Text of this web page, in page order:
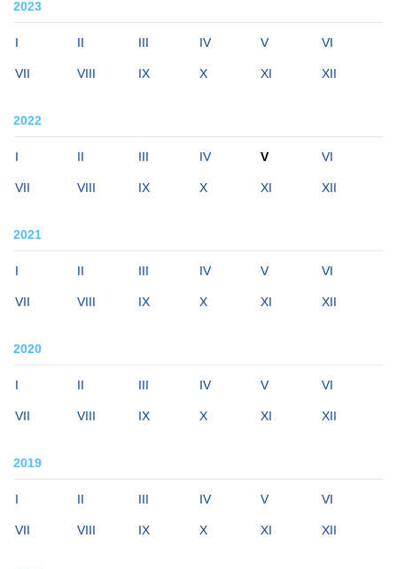
2023
I II III IV V VI
VII VIII IX X XI XII
2022
I II III IV V VI
VII VIII IX X XI XII
2021
I II III IV V VI
VII VIII IX X XI XII
2020
I II III IV V VI
VII VIII IX X XI XII
2019
I II III IV V VI
VII VIII IX X XI XII